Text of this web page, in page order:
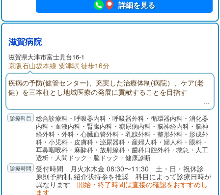
詳細を見る
滋賀病院
滋賀県大津市富士見台16-1
京阪石山坂本線 粟津駅 徒歩16分
疾病の予防(健管センター)、充実した治療体制(病院）、ケア(老
健）を三本柱とし地域医療の発展に貢献することを目指す
総合診療科・呼吸器内科・呼吸器外科・循環器内科・消化器
内科・血液内科・腎臓内科・糖尿病内科・脳神経内科・脳神
経外科・外科・心臓血管外科・乳腺外科・整形外科・形成外
科・小児科・皮膚科・泌尿器科・産婦人科・婦人科・眼科・
耳鼻咽喉科・麻酔科・放射線科・歯科口腔外科・救急・人工
透析・人間ドック・脳ドック・健康診断
受付時間 月火水木金 08:30〜11:30 土・日・祝休診
原則予約制､紹介状持参を推奨 科目によって診療日時が
異なります 開始・終了時間は直接の確認をおすすめし
ます